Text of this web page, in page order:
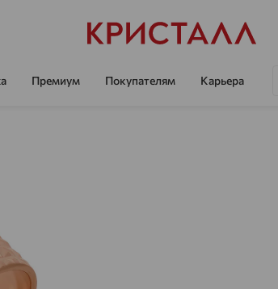
Премиум Покупателям Карьера